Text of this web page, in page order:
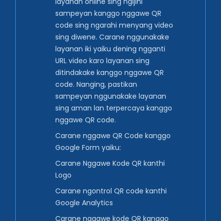
sampeyan kanggo nggawe QR
code sing ngarahi menyang video
sing diwene. Carane nggunakake
layanan iki yaiku dening ngganti
URL video karo layanan sing
ditindakake kanggo nggawe QR
code. Nanging, pastikan
sampeyan nggunakake layanan
sing aman lan terpercaya kanggo
nggawe QR code.
Carane nggawe QR Code kanggo
Google Form yaiku:
Carane Nggawe Kode QR kanthi
Logo
Carane ngontrol QR code kanthi
Google Analytics
Carane nggawe kode QR kanggo